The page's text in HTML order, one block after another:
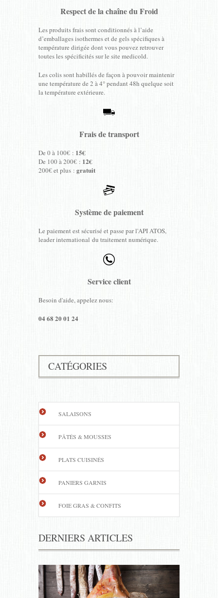
Respect de la chaîne du Froid
Les produits frais sont conditionnés à l’aide
d’emballages isothermes et de gels spécifiques à
température dirigée dont vous pouvez retrouver
toutes les spécificités sur le site medicold.
Les colis sont habillés de façon à pouvoir maintenir
une température de 2 à 4° pendant 48h quelque soit
la température extérieure.
Frais de transport
De 0 à 100€ : 15€
De 100 à 200€ : 12€
200€ et plus : gratuit
Système de paiement
Le paiement est sécurisé et passe par l'API ATOS,
leader international du traitement numérique.
Service client
Besoin d'aide, appelez nous:
04 68 20 01 24
CATÉGORIES
SALAISONS
PÂTÉS & MOUSSES
PLATS CUISINÉS
PANIERS GARNIS
FOIE GRAS & CONFITS
DERNIERS ARTICLES